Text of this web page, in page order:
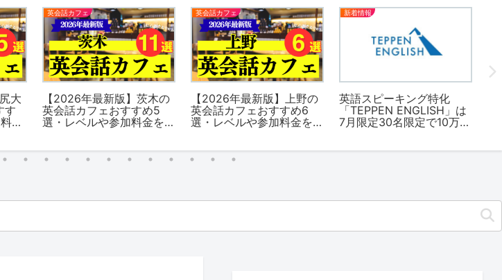
大
す
金
英会話カフェ
【2026年最新版】茨木の
英会話カフェおすすめ5
選・レベルや参加料金を
英会話カフェ
【2026年最新版】上野の
英会話カフェおすすめ6
選・レベルや参加料金を
新着情報
英語スピーキング特化
「TEPPEN ENGLISH」は
7月限定30名限定で10万円